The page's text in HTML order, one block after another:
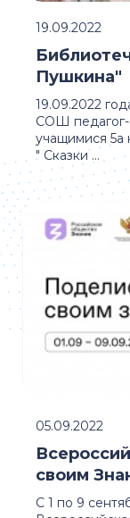
19.09.2022
СОШ педагог-
учащимися 5а
" Сказки ...
Пушкина"
19.09.2022
С 1 по 9
своим
05.09.2022